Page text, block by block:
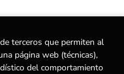
terceros que permiten al
página web (técnicas),
del comportamiento